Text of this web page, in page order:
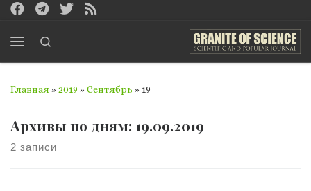
Перейти к содержимому
Главная » 2019 » Сентябрь » 19
Архивы по дням: 19.09.2019
2 записи